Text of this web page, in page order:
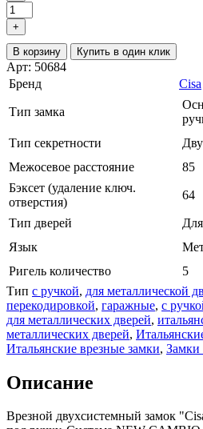
+
В корзину Купить в один клик
Арт: 50684
Бренд
Cisa
Тип замка
Тип секретности
Межосевое расстояние
85
Бэксет (удаление ключ.
отверстия)
64
Тип дверей
Язык
Ригель количество
5
Тип с ручкой, для металлической
перекодировкой, гаражные, с
для металлических дверей,
металлических дверей,
Итальянские врезные замки, Замки
Описание
Врезной двухсистемный замок